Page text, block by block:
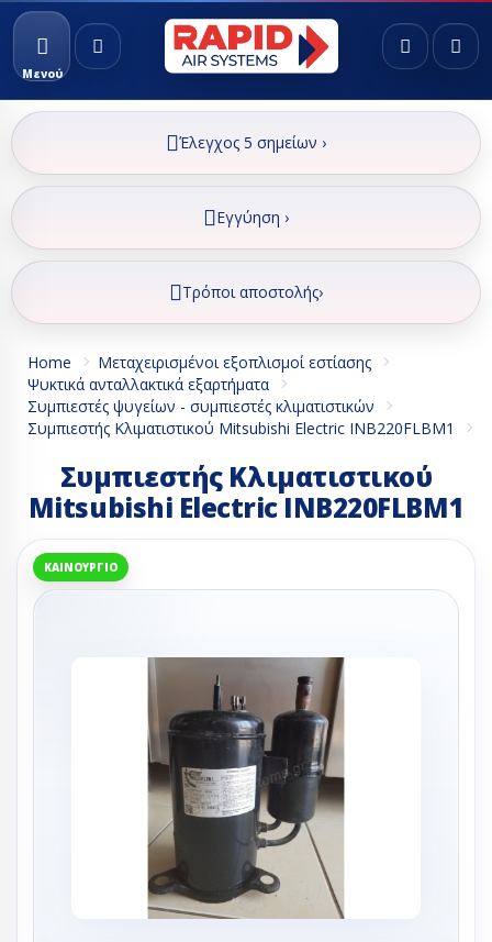
Μενού
Έλεγχος 5 σημείων ›
Εγγύηση ›
Τρόποι αποστολής›
Home
Μεταχειρισμένοι εξοπλισμοί εστίασης
Ψυκτικά ανταλλακτικά εξαρτήματα
Συμπιεστές ψυγείων - συμπιεστές κλιματιστικών
Συμπιεστής Κλιματιστικού Mitsubishi Electric INB220FLBM1
Συμπιεστής Κλιματιστικού
Mitsubishi Electric INB220FLBM1
ΚΑΙΝΟΎΡΓΙΟ